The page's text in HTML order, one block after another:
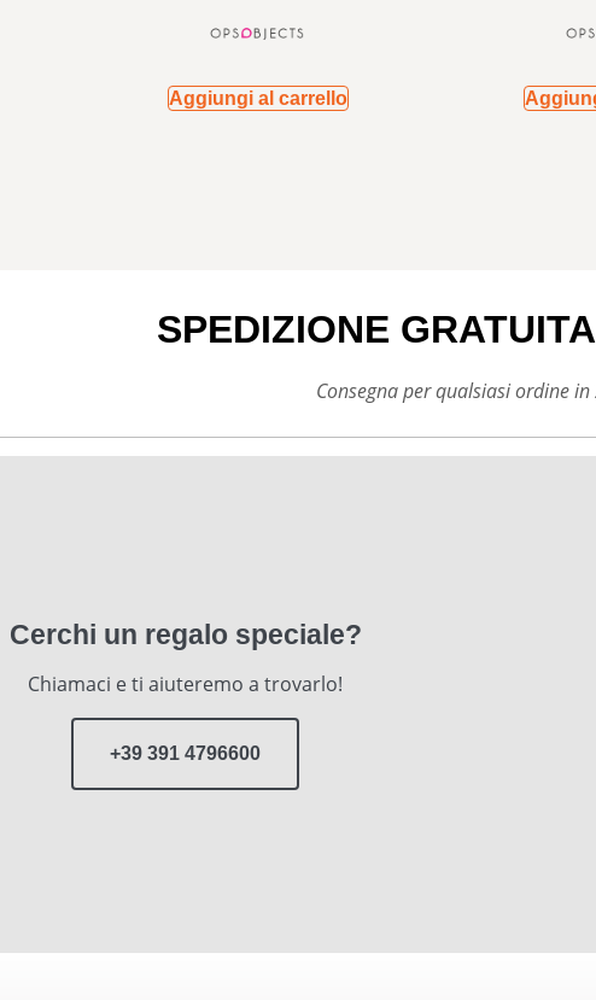
Aggiungi al carrello
SPEDIZIONE
Consegna per qualsiasi ordine
Cerchi un regalo speciale?
Chiamaci e ti aiuteremo a trovarlo!
+39 391 4796600